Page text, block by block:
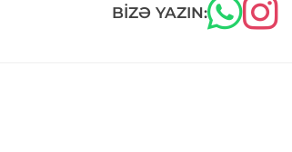
BIZƏ YAZIN: